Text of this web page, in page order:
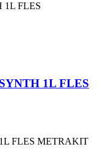
1L FLES
1L FLES
FLES METRAKIT